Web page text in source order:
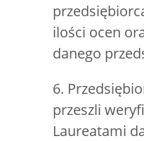
ilości ocen
danego
6.
przeszli
Laureatami